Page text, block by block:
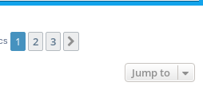
1 2 3
Jump to